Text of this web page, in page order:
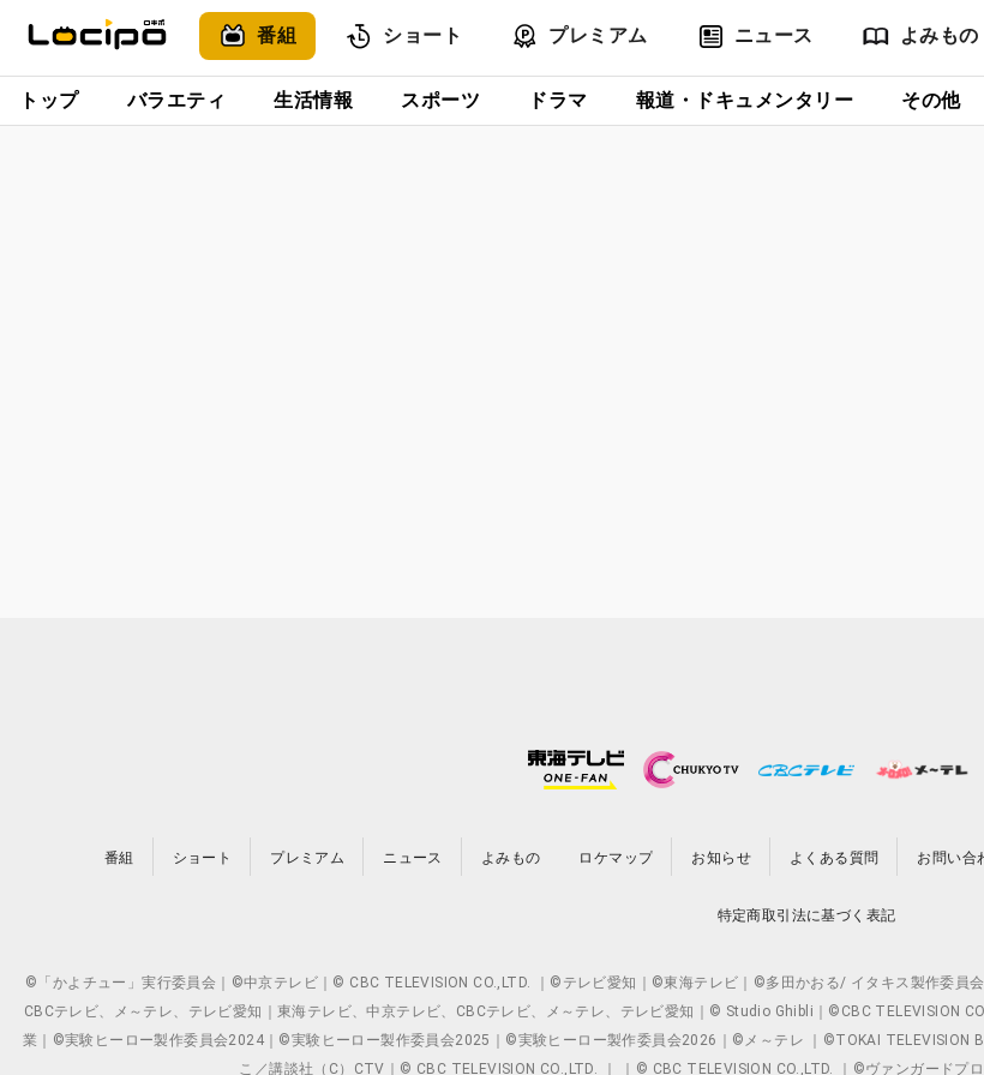
番組 ショート プレミアム ニュース よみもの
トップ バラエティ 生活情報 スポーツ ドラマ 報道・ドキュメンタリー その他
番組 ショート プレミアム ニュース よみもの ロケマップ お知らせ よくある質問 お問い合
特定商取引法に基づく表記
©「かよチュー」実行委員会｜©中京テレビ｜© CBC TELEVISION CO.,LTD. ｜©テレビ愛知｜©東海テレビ｜©多田かおる/ イタキス製作委員
CBCテレビ、メ～テレ、テレビ愛知｜東海テレビ、中京テレビ、CBCテレビ、メ～テレ、テレビ愛知｜© Studio Ghibli｜©CBC TELEVISION
業｜©実験ヒーロー製作委員会2024｜©実験ヒーロー製作委員会2025｜©実験ヒーロー製作委員会2026｜©メ～テレ ｜©TOKAI TELEVISION
こ／講談社（C）CTV｜© CBC TELEVISION CO.,LTD. ｜ ｜© CBC TELEVISION CO.,LTD. ｜©ヴァンガード